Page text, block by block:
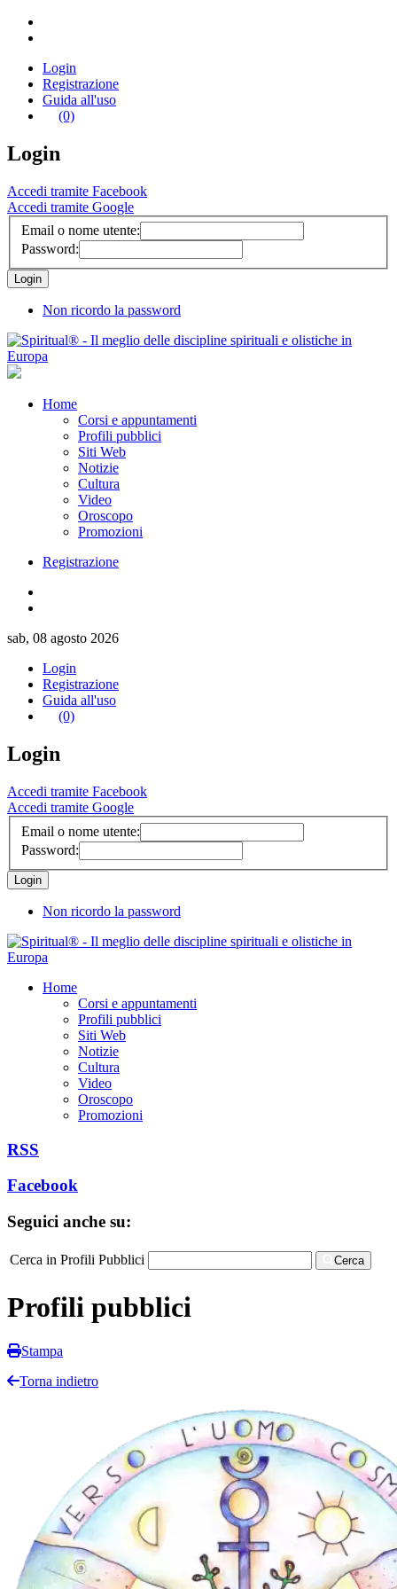
Login
Registrazione
Guida all'uso
(0)
Login
Accedi tramite Facebook
Accedi tramite Google
Email o nome utente:
Password:
Non ricordo la password
Home
Corsi e appuntamenti
Profili pubblici
Siti Web
Notizie
Cultura
Video
Oroscopo
Promozioni
Registrazione
sab, 08 agosto 2026
Login
Registrazione
Guida all'uso
(0)
Login
Accedi tramite Facebook
Accedi tramite Google
Email o nome utente:
Password:
Non ricordo la password
Home
Corsi e appuntamenti
Profili pubblici
Siti Web
Notizie
Cultura
Video
Oroscopo
Promozioni
RSS
Facebook
Seguici anche su:
Cerca in Profili Pubblici Cerca
Profili pubblici
Stampa
Torna indietro